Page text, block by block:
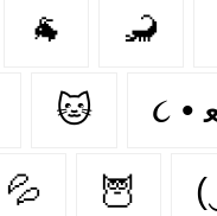
🐐 🦂
🐱
💦 🦉